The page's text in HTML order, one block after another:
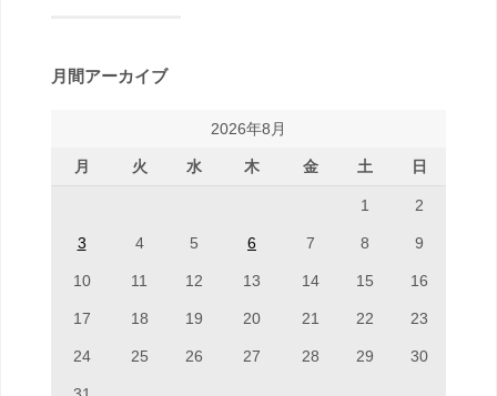
月間アーカイブ
2026年8月
月 火 水 木 金 土 日
1 2
3 4 5 6 7 8 9
10 11 12 13 14 15 16
17 18 19 20 21 22 23
24 25 26 27 28 29 30